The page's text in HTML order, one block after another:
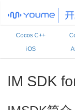
Cocos C++
iOS
IM SDK